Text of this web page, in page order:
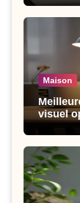
Maison
visuel